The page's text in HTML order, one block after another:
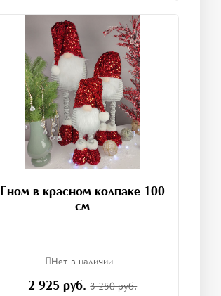
Гном в красном колпаке 100
см
Нет в наличии
2 925 руб. 3 250 руб.